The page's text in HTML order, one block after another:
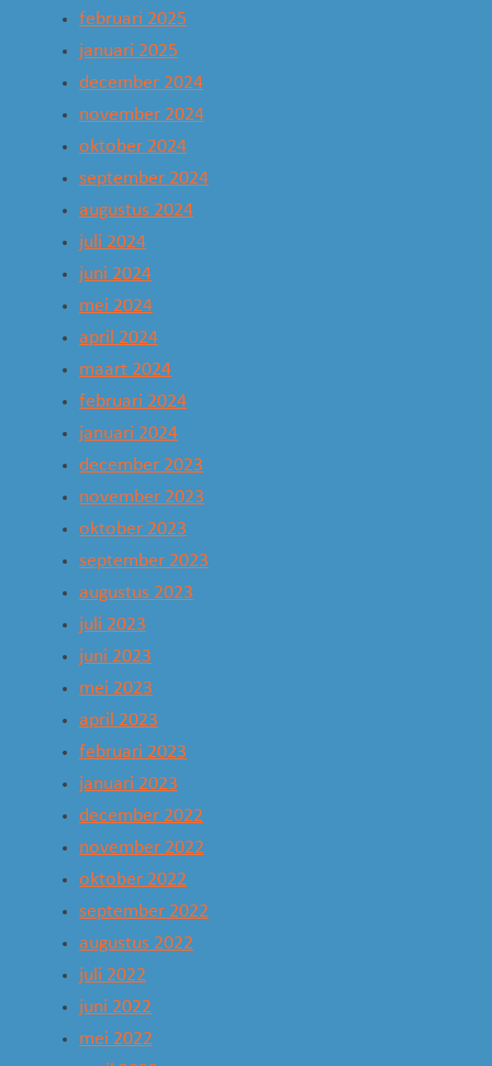
februari 2025
januari 2025
december 2024
november 2024
oktober 2024
september 2024
augustus 2024
juli 2024
juni 2024
mei 2024
april 2024
maart 2024
februari 2024
januari 2024
december 2023
november 2023
oktober 2023
september 2023
augustus 2023
juli 2023
juni 2023
mei 2023
april 2023
februari 2023
januari 2023
december 2022
november 2022
oktober 2022
september 2022
augustus 2022
juli 2022
juni 2022
mei 2022